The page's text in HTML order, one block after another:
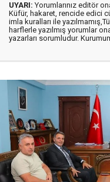
UYARI: Yorumlarınız editör
Küfür, hakaret, rencide edici
imla kuralları ile
harflerle yazılmış yorumlar
yazarları sorumludur.